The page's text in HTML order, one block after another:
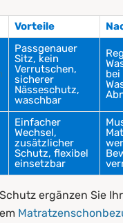
Vorteile
Passgenauer
Sitz, kein
Verrutschen,
sicherer
Nässeschutz,
waschbar
bei
Einfacher
Wechsel,
zusätzlicher
Schutz, flexibel
einsetzbar
ergänzen Sie